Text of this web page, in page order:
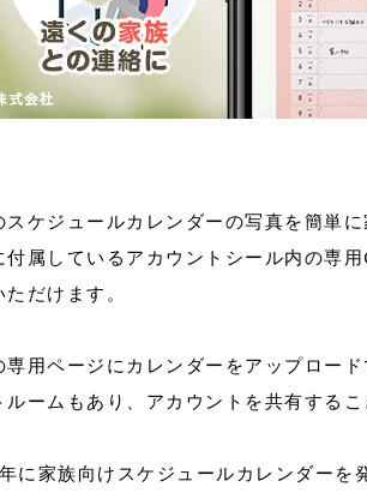
スケジュールカレンダーの写真を簡単
属しているアカウントシール内の専
だけます。
用ページにカレンダーをアップロー
ームもあり、アカウントを共有する
に家族向けスケジュールカレンダー